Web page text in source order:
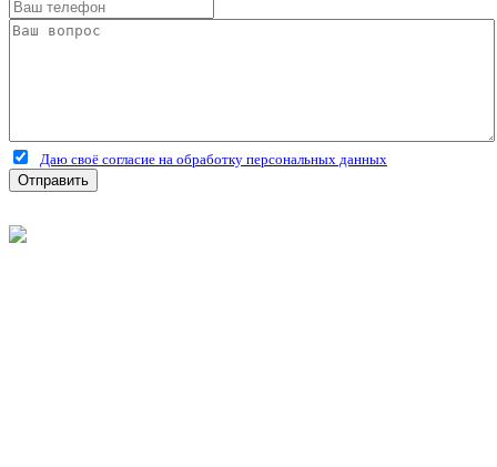
Даю своё согласие на обработку персональных данных
Отправить